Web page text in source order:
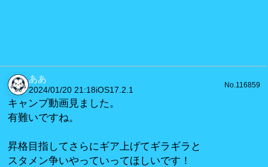
ああ
2024/01/20 21:18iOS17.2.1
No.116859
キャンプ動画見ました。
有難いですね。
昇格目指してさらにギア上げてギラギラと
スタメン争いやっていってほしいです！